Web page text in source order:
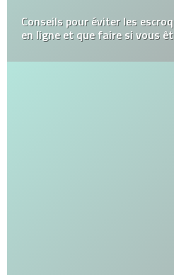
Conseils pour éviter les
en ligne et que faire si vous